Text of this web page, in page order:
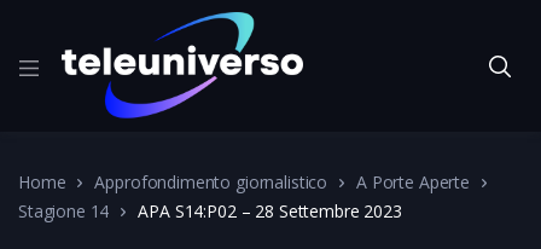
Home Approfondimento giornalistico
A Porte Aperte
Stagione 14
APA S14:P02 – 28 Settembre 2023